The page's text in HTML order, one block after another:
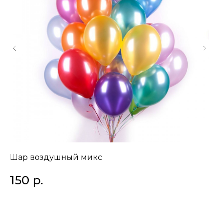
Шар воздушный микс
150 р.